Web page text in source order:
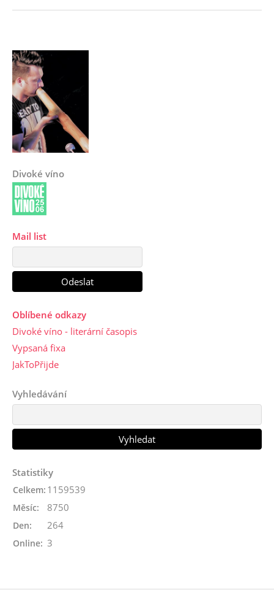
Divoké víno
Mail list
Oblíbené odkazy
Divoké víno - literární časopis
Vypsaná fixa
JakToPřijde
Vyhledávání
Statistiky
Online: 3
Celkem: 1159539
Měsíc: 8750
Den: 264